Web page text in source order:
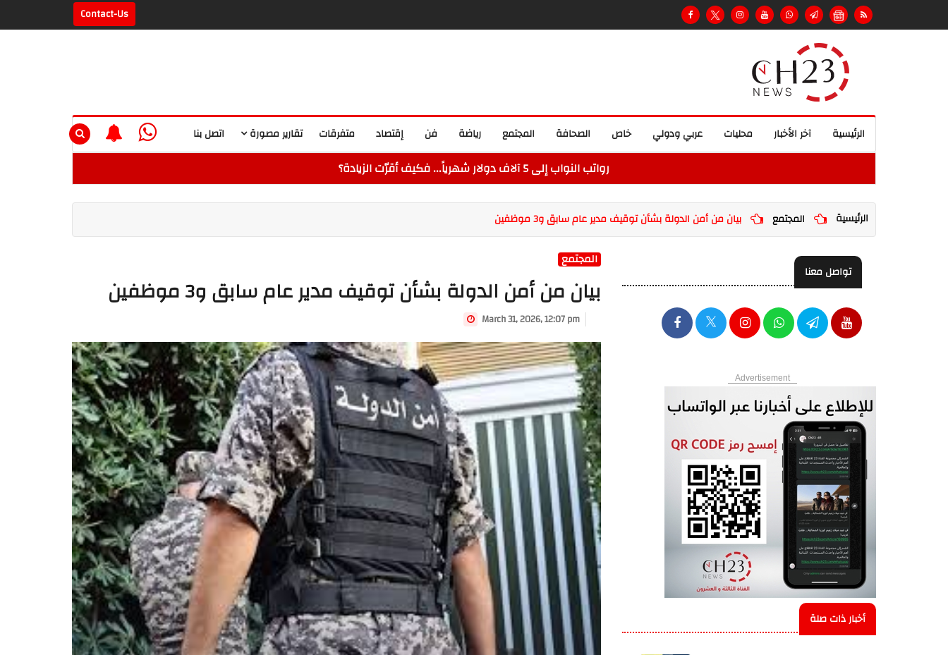
Contact-Us
اتصل بنا تقارير مصورة متفرقات إقتصاد فن رياضة المجتمع الصحافة خاص عربي ودولي محليات آخر الأخبار الرئيسية
رواتب النواب إلى 5 آلاف دولار شهرياً... فكيف أقرّت الزيادة؟
الرئيسية المجتمع بيان من أمن الدولة بشأن توقيف مدير عام سابق و3 موظفين
المجتمع
بيان من أمن الدولة بشأن توقيف مدير عام سابق و3 موظفين
March 31, 2026, 12:07 pm
تواصل معنا
Advertisement
أخبار ذات صلة